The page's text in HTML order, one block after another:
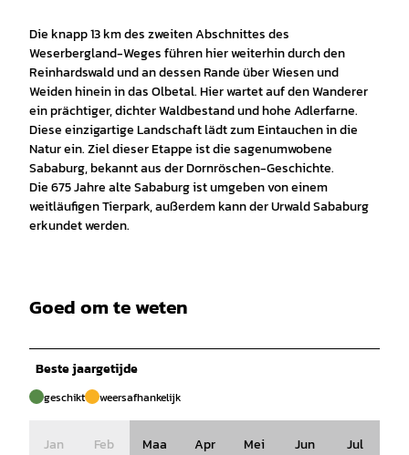
Die knapp 13 km des zweiten Abschnittes des
Weserbergland-Weges führen hier weiterhin durch den
Reinhardswald und an dessen Rande über Wiesen und
Weiden hinein in das Olbetal. Hier wartet auf den Wanderer
ein prächtiger, dichter Waldbestand und hohe Adlerfarne.
Diese einzigartige Landschaft lädt zum Eintauchen in die
Natur ein. Ziel dieser Etappe ist die sagenumwobene
Sababurg, bekannt aus der Dornröschen-Geschichte.
Die 675 Jahre alte Sababurg ist umgeben von einem
weitläufigen Tierpark, außerdem kann der Urwald Sababurg
erkundet werden.
Goed om te weten
Beste jaargetijde
geschikt weersafhankelijk
Jan Feb Maa Apr Mei Jun Jul